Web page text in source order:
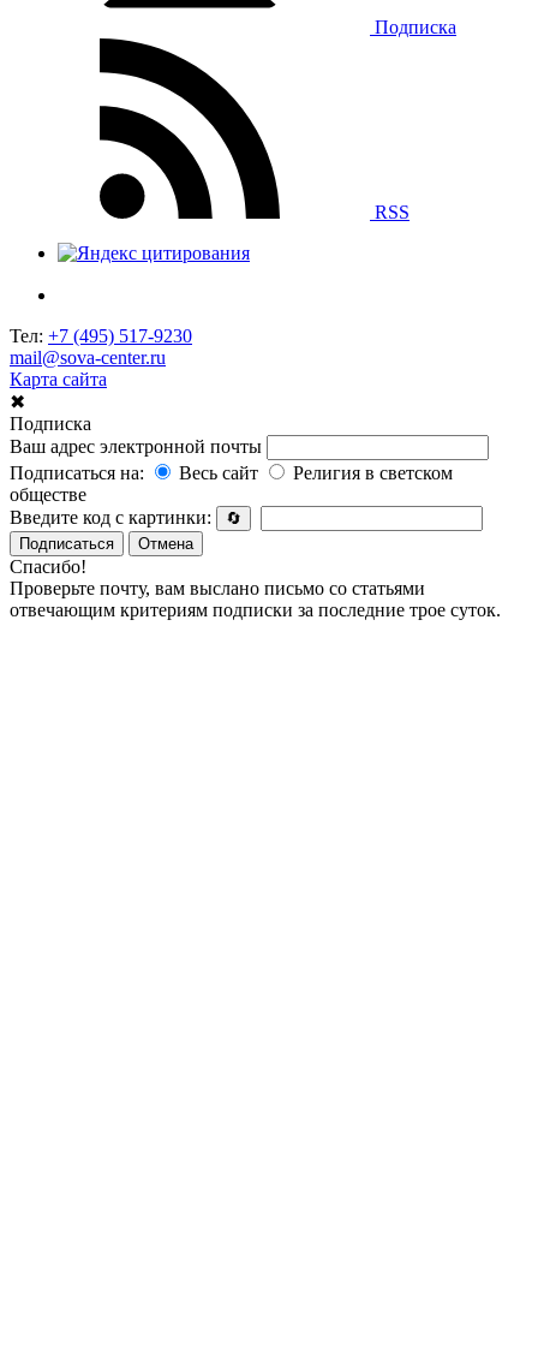
Подписка
RSS
Тел: +7 (495) 517-9230
mail@sova-center.ru
Карта сайта
✖
Подписка
Ваш адрес электронной почты
Подписаться на:
Весь сайт
Религия в светском
обществе
Введите код с картинки:
🔄
Подписаться
Отмена
Спасибо!
Проверьте почту, вам выслано письмо со статьями
отвечающим критериям подписки за последние трое суток.